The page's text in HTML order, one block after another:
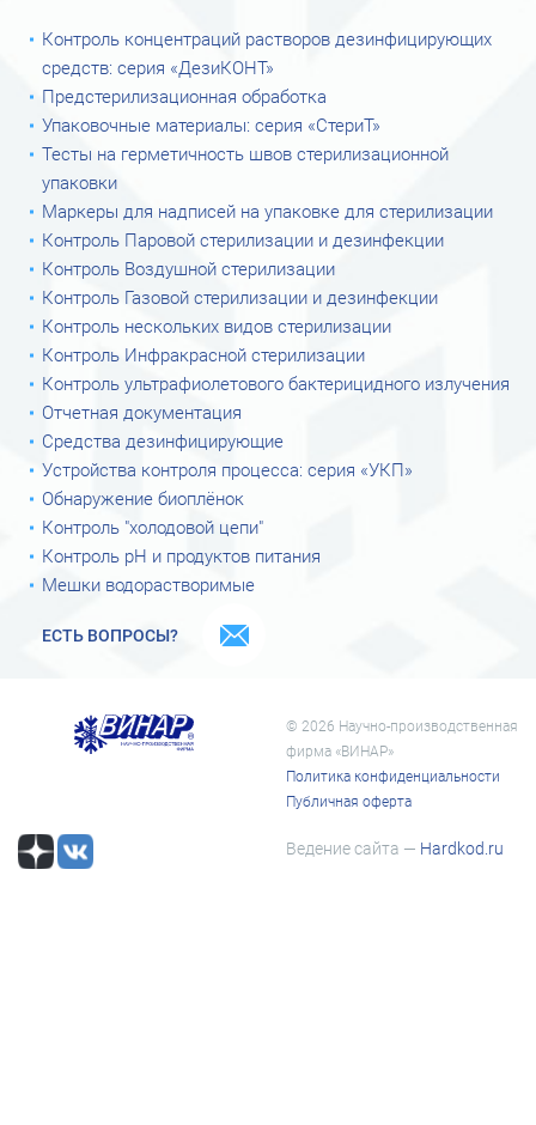
Контроль концентраций растворов дезинфицирующих
средств: серия «ДезиКОНТ»
Предстерилизационная обработка
Упаковочные материалы: серия «СтериТ»
Тесты на герметичность швов стерилизационной
упаковки
Маркеры для надписей на упаковке для стерилизации
Контроль Паровой стерилизации и дезинфекции
Контроль Воздушной стерилизации
Контроль Газовой стерилизации и дезинфекции
Контроль нескольких видов стерилизации
Контроль Инфракрасной стерилизации
Контроль ультрафиолетового бактерицидного излучения
Отчетная документация
Средства дезинфицирующие
Устройства контроля процесса: серия «УКП»
Обнаружение биоплёнок
Контроль "холодовой цепи"
Контроль рН и продуктов питания
Мешки водорастворимые
ЕСТЬ ВОПРОСЫ?
© 2026 Научно-производственная
фирма «ВИНАР»
Политика конфиденциальности
Публичная оферта
Ведение сайта — Hardkod.ru